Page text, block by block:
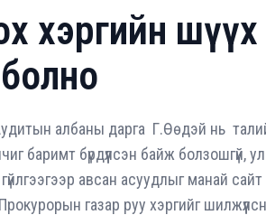
хэргийн
албаны дарга Г.Өөдэй нь
баримт бүрдүүлсэн байж болзошгүй,
авсан асуудлыг манай
газар руу хэргийг